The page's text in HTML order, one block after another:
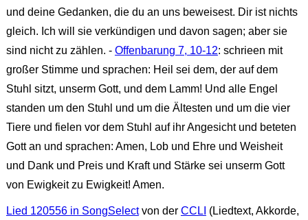
und deine Gedanken, die du an uns beweisest. Dir ist nichts
gleich. Ich will sie verkündigen und davon sagen; aber sie
sind nicht zu zählen. - Offenbarung 7, 10-12: schrieen mit
großer Stimme und sprachen: Heil sei dem, der auf dem
Stuhl sitzt, unserm Gott, und dem Lamm! Und alle Engel
standen um den Stuhl und um die Ältesten und um die vier
Tiere und fielen vor dem Stuhl auf ihr Angesicht und beteten
Gott an und sprachen: Amen, Lob und Ehre und Weisheit
und Dank und Preis und Kraft und Stärke sei unserm Gott
von Ewigkeit zu Ewigkeit! Amen.
Lied 120556 in SongSelectvon der CCLI (Liedtext, Akkorde,